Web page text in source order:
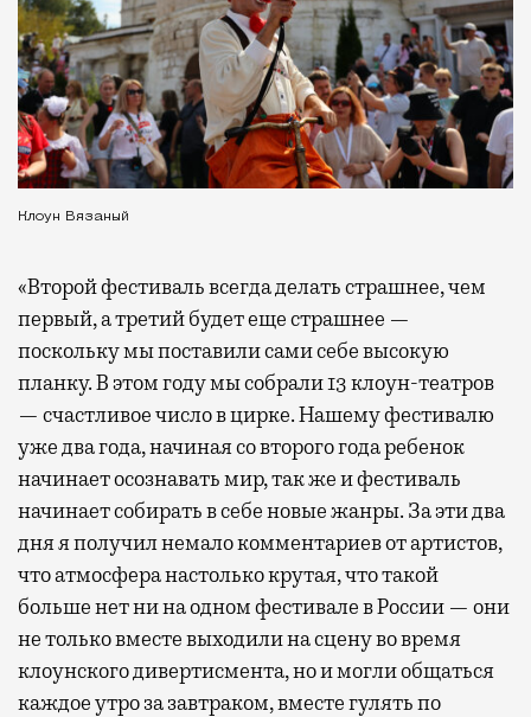
Клоун Вязаный
«Второй фестиваль всегда делать страшнее, чем
первый, а третий будет еще страшнее —
поскольку мы поставили сами себе высокую
планку. В этом году мы собрали 13 клоун-театров
— счастливое число в цирке. Нашему фестивалю
уже два года, начиная со второго года ребенок
начинает осознавать мир, так же и фестиваль
начинает собирать в себе новые жанры. За эти два
дня я получил немало комментариев от артистов,
что атмосфера настолько крутая, что такой
больше нет ни на одном фестивале в России — они
не только вместе выходили на сцену во время
клоунского дивертисмента, но и могли общаться
каждое утро за завтраком, вместе гулять по